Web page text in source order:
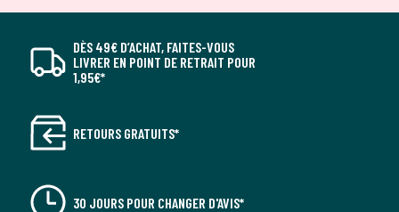
DÈS 49€ D’ACHAT, FAITES-VOUS
LIVRER EN POINT DE RETRAIT POUR
1,95€*
RETOURS GRATUITS*
30 JOURS POUR CHANGER D'AVIS*